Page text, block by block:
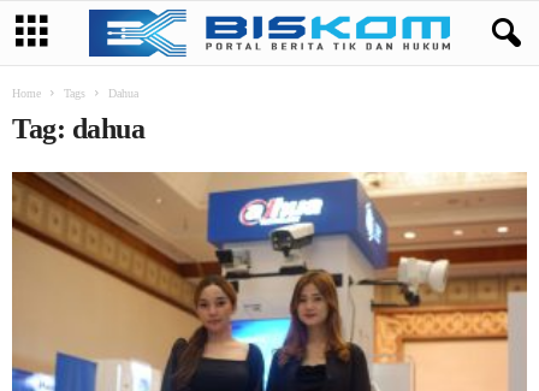
Home Tags Dahua
Tag: dahua